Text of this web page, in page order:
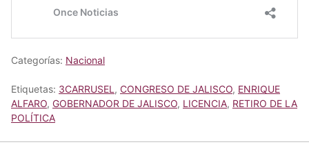
Categorías: Nacional
Etiquetas: 3CARRUSEL , CONGRESO DE JALISCO, ENRIQUE
ALFARO, GOBERNADOR DE JALISCO, LICENCIA, RETIRO DE LA
POLÍTICA